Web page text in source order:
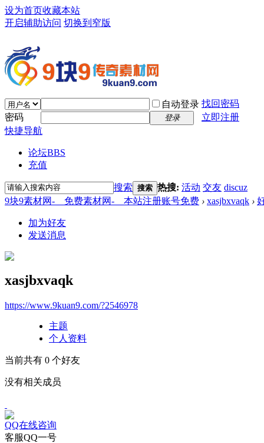
设为首页收藏本站
开启辅助访问 切换到窄版
自动登录 找回密码
密码
登录
立即注册
快捷导航
论坛BBS
充值
搜索 搜索 热搜: 活动 交友 discuz
9块9素材网-＿免费素材网-＿本站注册账号免费 › xasjbxvaqk ›
加为好友
发送消息
xasjbxvaqk
https://www.9kuan9.com/?2546978
主题
个人资料
当前共有 0 个好友
没有相关成员
QQ在线咨询
客服QQ一号